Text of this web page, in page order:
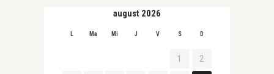
august 2026
L Ma Mi J V S D
1 2